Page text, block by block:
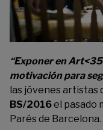
“Exponer en
motivación para
las jóvenes artistas
BS/2016el pasado
Parés de Barcelona.